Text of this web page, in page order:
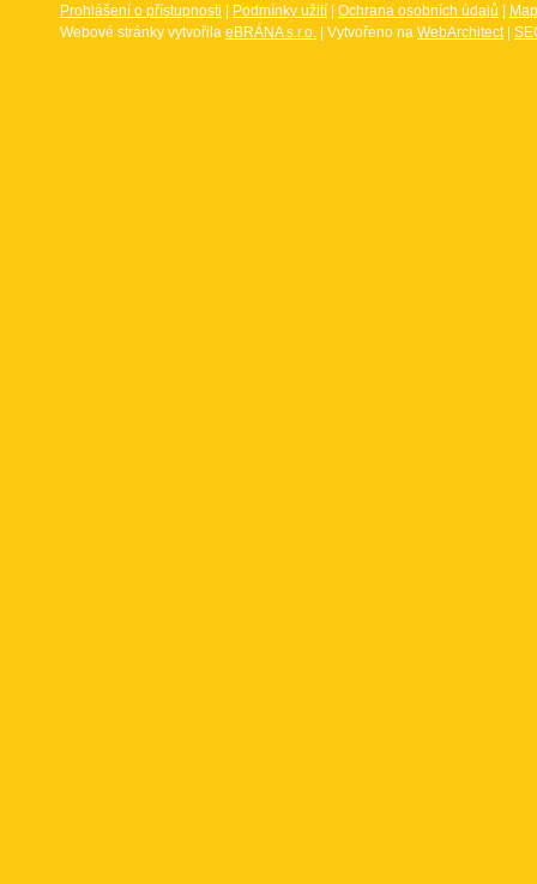
Prohlášení o přístupnosti
Podmínky užití Ochrana osobních údajů
Webové stránky vytvořila eBRÁNA s.r.o. | Vytvořeno na WebArchitect|